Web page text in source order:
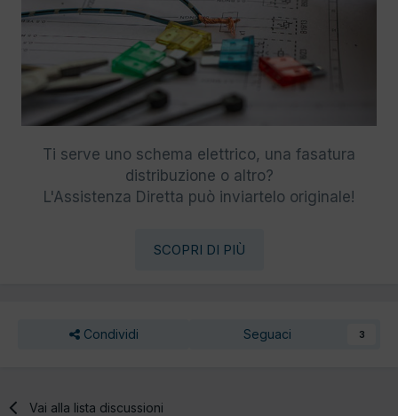
Ti serve uno schema elettrico, una fasatura
distribuzione o altro?
L'Assistenza Diretta può inviartelo originale!
SCOPRI DI PIÙ
Condividi Seguaci 3
Vai alla lista discussioni